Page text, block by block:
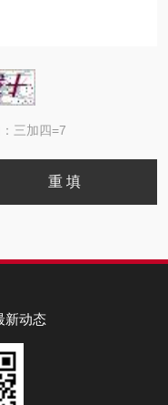
三加四=7
新动态